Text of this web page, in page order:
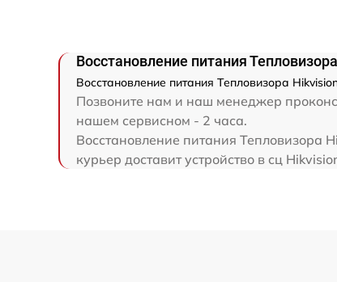
Восстановление питания
Восстановление питания Тепловизора
Позвоните нам и наш менеджер
нашем сервисном - 2 часа.
Восстановление питания Тепловизора
курьер доставит устройство в сц